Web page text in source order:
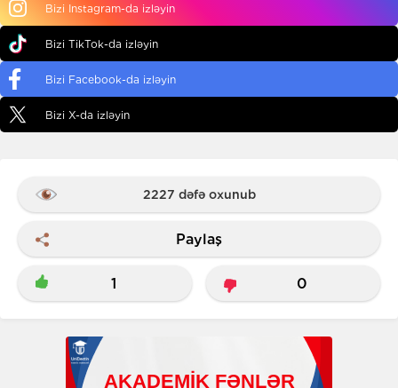
Bizi Instagram-da izləyin
Bizi TikTok-da izləyin
Bizi Facebook-da izləyin
Bizi X-da izləyin
2227 dəfə oxunub
Paylaş
1 0